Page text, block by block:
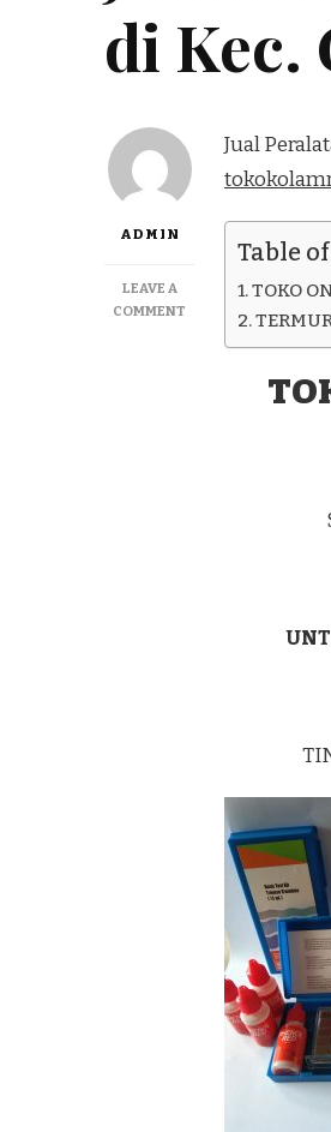
di Kec.
ADMIN
LEAVE A
COMMENT
Jual
Table
TOKO